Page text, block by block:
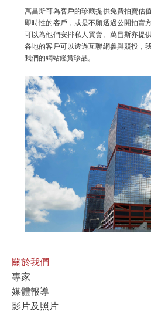
萬昌斯可為客戶的珍藏提供免費拍賣估
即時性的客戶，或是不願透過公開拍賣
可以為他們安排私人買賣。萬昌斯亦提
各地的客戶可以透過互聯網參與競投，
我們的網站鑑賞珍品。
關於我們
專家
媒體報導
影片及照片